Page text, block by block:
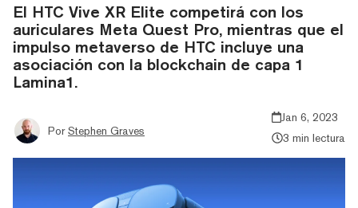
El HTC Vive XR Elite competirá con los
auriculares Meta Quest Pro, mientras que el
impulso metaverso de HTC incluye una
asociación con la blockchain de capa 1
Lamina1.
Por Stephen Graves
Jan 6, 2023
3 min lectura